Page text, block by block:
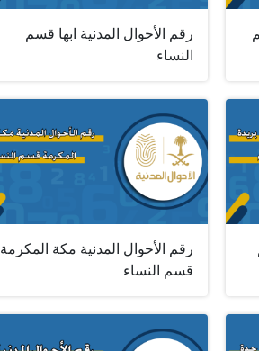
رقم الأحوال المدنية ابها قسم
النساء
رقم الأحوال المدنية مكة المكرمة
قسم النساء